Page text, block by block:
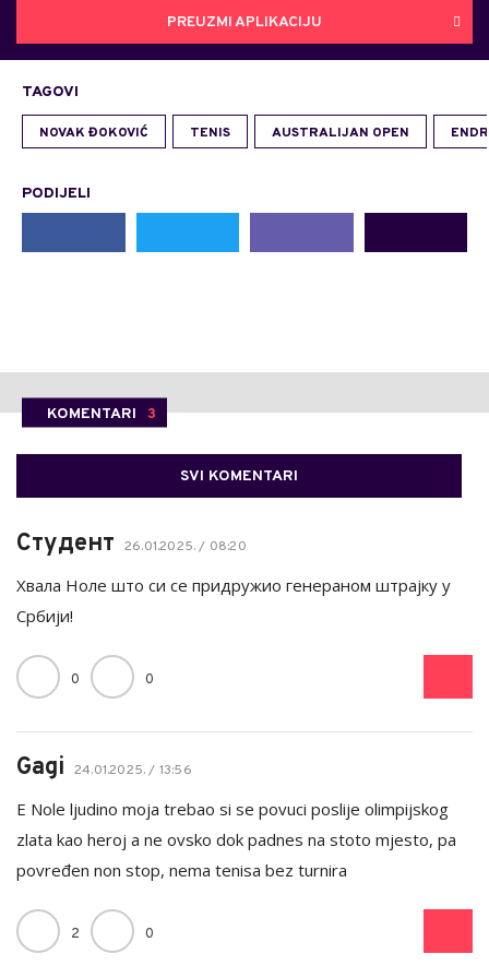
PREUZMI APLIKACIJU
TAGOVI
NOVAK ĐOKOVIĆ TENIS AUSTRALIJAN OPEN
PODIJELI
KOMENTARI 3
SVI KOMENTARI
Студент 26.01.2025. / 08:20
Хвала Ноле што си се придружио генераном штрајку у
Србији!
0 0
Gagi 24.01.2025. / 13:56
E Nole ljudino moja trebao si se povuci poslije olimpijskog
zlata kao heroj a ne ovsko dok padnes na stoto mjesto, pa
povređen non stop, nema tenisa bez turnira
2 0